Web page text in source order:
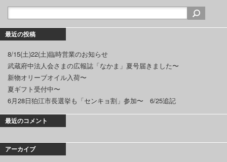
最近の投稿
8/15(土)22(土)臨時営業のお知らせ
武蔵府中法人会さまの広報誌「なかま」夏号届きました〜
新物オリーブオイル入荷〜
夏ギフト受付中〜
6月28日狛江市長選挙も「センキョ割」参加〜 6/25追記
最近のコメント
アーカイブ